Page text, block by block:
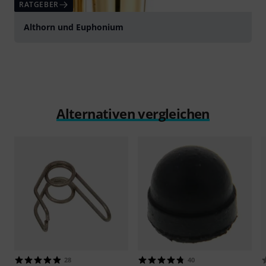
RATGEBER
Althorn und Euphonium
Alternativen vergleichen
28 40